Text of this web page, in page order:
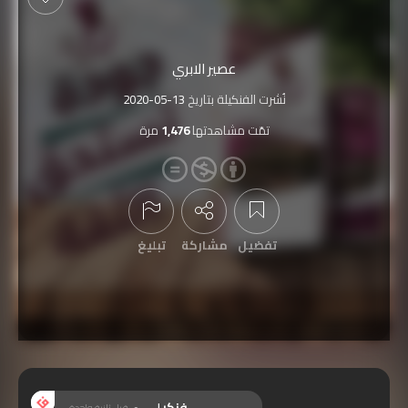
عصير الابري
نُشرت الفنكيلة بتاريخ 2020-05-13
تمّت مشاهدتها1,476 مرة
تفضيل مشاركة تبليغ